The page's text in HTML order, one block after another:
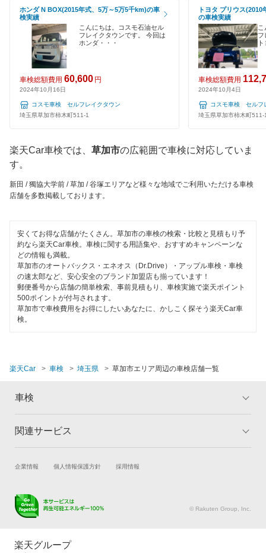
久喜市
熊谷市
鴻巣市
越谷市
坂戸市
狭山市
白岡市
秩父郡
秩父市
鶴ヶ島市
戸田市
新座市
蓮田市
飯能市
比企郡
日高市
EV車OK
120分以内の車検
1日車検
夜間受付
整備保証
コンピューター診断
ユアサ車検
アーリー車検
車検のコバック
GTNET×カフェ車検
キグナス車検
ホリデー車検
マッハ車検
ヤジマ石油車検
アクセル車検
ベアーズ車検
日産自動車販売
エネフリ車検
閉じる
ホンダ N BOX(2015年式、5万～5万5千km)の車
検実績
こんにちは。コスモ石油セル
フレイクタウンです。 今回は
ホンダ・・・
車検総額費用 60,600 円
2024年10月16日
コスモ車検 セルフレイクタウン
埼玉県草加市柿木町511-1
トヨタ プリウス
の車検実績
こ
フ
車検総額費用
2024年10月4日
コスモ車検 セルフ
埼玉県草加市柿木町511-
楽天Car車検では、 草加市の広範囲で車検に対応していま
す。
新田 / 獨協大学前 / 草加 / 谷塚エリアなど様々な地域でご利用いただける車検
店舗を多数掲載しております。
安くてお得な店舗がたくさん。草加市の車検の検索・比較と見積もり予
約なら楽天Car車検。車検に関する用語集や、おすすめキャンペーンな
どの情報も満載。
草加市のオートバックス・エネオス（Dr.Drive）・アップル車検・車検
の速太郎など、安心安全のブランド加盟店も揃っています！
郵便番号から店舗の簡単検索、事前見積もり、車検実施で楽天ポイント
500ポイントが付与されます。
草加市で車検費用をお得にしたいあなたに、かしこく探そう楽天Car車
検。
楽天Car 車検 埼玉県 草加市エリア周辺の車検店舗一覧
車検
トップ
車検の基礎知識 キャンペーン一覧
関連サービス
試乗・商談 新車購入
キズ修理予約
メンテナンス管理
タイヤ交換サービス
企業情報 個人情報保護方針 採用情報
© Rakuten Group, Inc.
楽天グループ